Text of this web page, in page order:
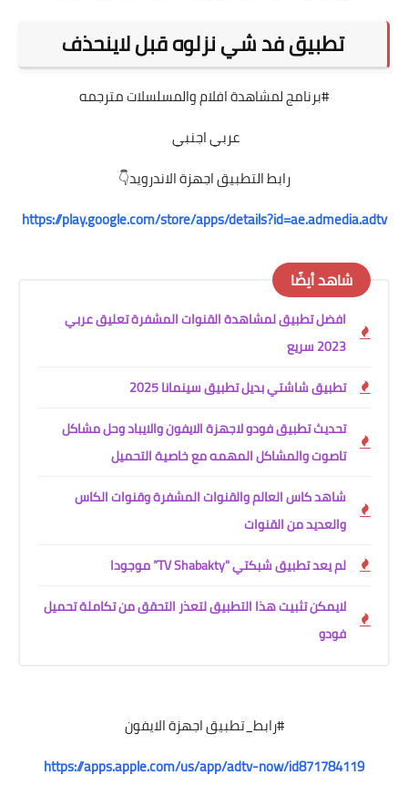
تطبيق فد شي نزلوه قبل لاينحذف
#برنامج لمشاهدة افلام والمسلسلات مترجمه
عربي اجنبي
رابط التطبيق اجهزة الاندرويد👇
https://play.google.com/store/apps/details?id=ae.admedia.adtv
شاهد أيضًا
افضل تطبيق لمشاهدة القنوات المشفرة تعليق عربي
2023 سريع
تطبيق شاشتي بديل تطبيق سينمانا 2025
تحديث تطبيق فودو لاجهزة الايفون والايباد وحل مشاكل
تاصوت والمشاكل المهمه مع خاصية التحميل
شاهد كاس العالم والقنوات المشفرة وقنوات الكاس
والعديد من القنوات
لم يعد تطبيق شبكتي "TV Shabakty” موجودا
لايمكن تثبيت هذا التطبيق لتعذر التحقق من تكاملة تحميل
فودو
#رابط_تطبيق اجهزة الايفون
https://apps.apple.com/us/app/adtv-now/id871784119